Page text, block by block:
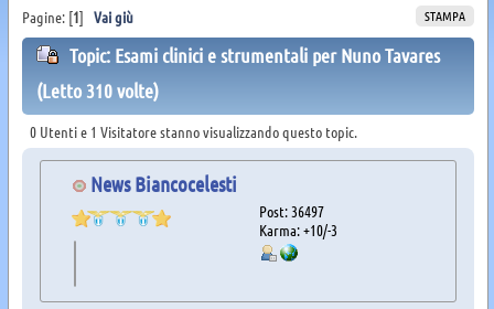
STAMPA
Pagine: [1] Vai giù
Topic: Esami clinici e strumentali per Nuno Tavares
(Letto 310 volte)
0 Utenti e 1 Visitatore stanno visualizzando questo topic.
News Biancocelesti
Post: 36497
Karma: +10/-3